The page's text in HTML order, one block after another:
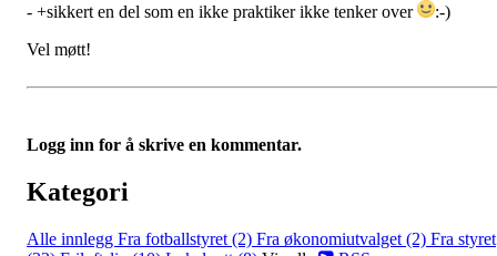
- +sikkert en del som en ikke praktiker ikke tenker over
:-)
Vel møtt!
Logg inn for å skrive en kommentar.
Kategori
Alle innlegg Fra fotballstyret (2) Fra økonomiutvalget (2) Fra styret